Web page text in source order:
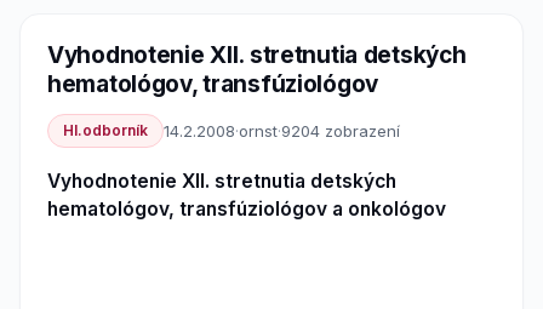
Vyhodnotenie XII. stretnutia detských
hematológov, transfúziológov
Hl.odborník 14.2.2008·ornst·9204 zobrazení
Vyhodnotenie XII. stretnutia detských
hematológov, transfúziológov a onkológov